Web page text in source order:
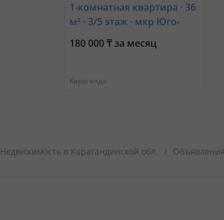
1-комнатная квартира · 36
м² · 3/5 этаж · мкр Юго-
Восток, Мкр Степной 1 2
180 000 ₸ за месяц
Караганда
Недвижимость в Карагандинской обл. /